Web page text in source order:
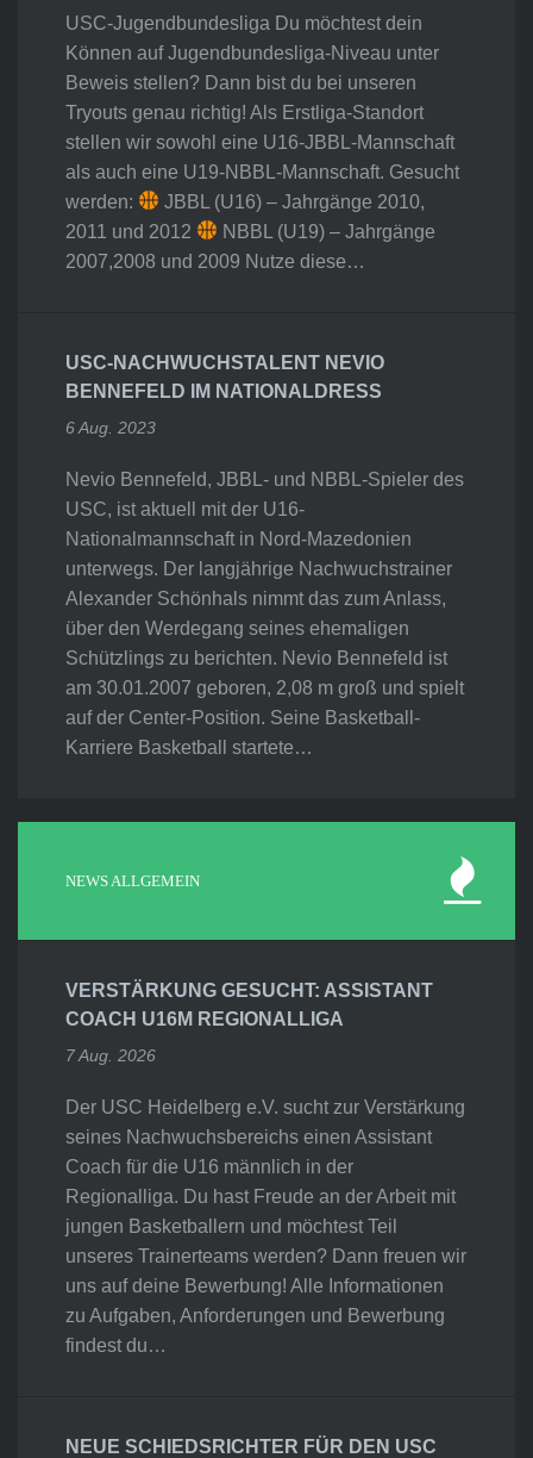
USC-Jugendbundesliga Du möchtest dein
Können auf Jugendbundesliga-Niveau unter
Beweis stellen? Dann bist du bei unseren
Tryouts genau richtig! Als Erstliga-Standort
stellen wir sowohl eine U16-JBBL-Mannschaft
als auch eine U19-NBBL-Mannschaft. Gesucht
werden:
JBBL (U16) – Jahrgänge 2010,
2011 und 2012
NBBL (U19) – Jahrgänge
2007,2008 und 2009 Nutze diese…
USC-NACHWUCHSTALENT NEVIO
BENNEFELD IM NATIONALDRESS
6 Aug. 2023
Nevio Bennefeld, JBBL- und NBBL-Spieler des
USC, ist aktuell mit der U16-
Nationalmannschaft in Nord-Mazedonien
unterwegs. Der langjährige Nachwuchstrainer
Alexander Schönhals nimmt das zum Anlass,
über den Werdegang seines ehemaligen
Schützlings zu berichten. Nevio Bennefeld ist
am 30.01.2007 geboren, 2,08 m groß und spielt
auf der Center-Position. Seine Basketball-
Karriere Basketball startete…
NEWS ALLGEMEIN
VERSTÄRKUNG GESUCHT: ASSISTANT
COACH U16M REGIONALLIGA
7 Aug. 2026
Der USC Heidelberg e.V. sucht zur Verstärkung
seines Nachwuchsbereichs einen Assistant
Coach für die U16 männlich in der
Regionalliga. Du hast Freude an der Arbeit mit
jungen Basketballern und möchtest Teil
unseres Trainerteams werden? Dann freuen wir
uns auf deine Bewerbung! Alle Informationen
zu Aufgaben, Anforderungen und Bewerbung
findest du…
NEUE SCHIEDSRICHTER FÜR DEN USC